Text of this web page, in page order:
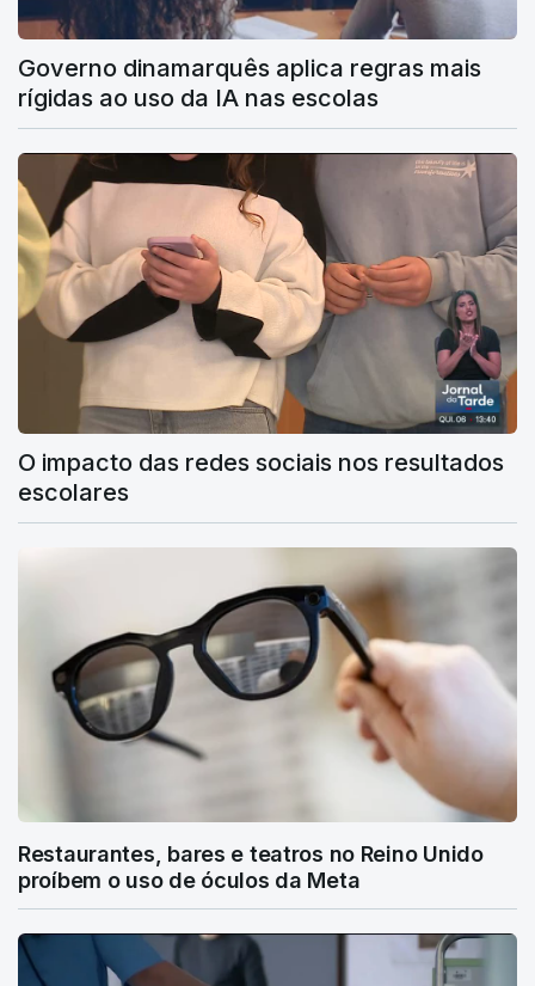
Governo dinamarquês aplica regras mais
rígidas ao uso da IA nas escolas
O impacto das redes sociais nos resultados
escolares
Restaurantes, bares e teatros no Reino Unido
proíbem o uso de óculos da Meta